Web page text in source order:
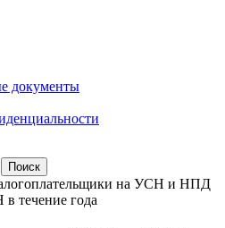
документы
на УСН и НПД
течение года